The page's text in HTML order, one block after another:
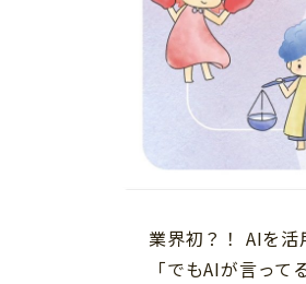
運動・あそび・ゲーム
業界初？！ AIを活
「でもAIが言っ